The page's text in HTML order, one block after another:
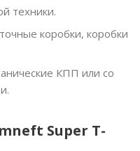
техники.
коробки, коробки
КПП или со
Super T-